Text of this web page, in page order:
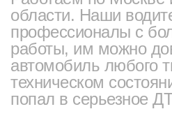
области. Наши
профессионалы с
работы, им можно
автомобиль любого
техническом
попал в серьезное